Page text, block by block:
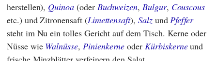
herstellen), Quinoa (oder Buchweizen, Bulgur, Couscous
etc.) und Zitronensaft (Limettensaft), SalzundPfeffer
steht im Nu ein tolles Gericht auf dem Tisch. Kerne oder
Nüsse wie Walnüsse, Pinienkerne oderKürbiskerneund